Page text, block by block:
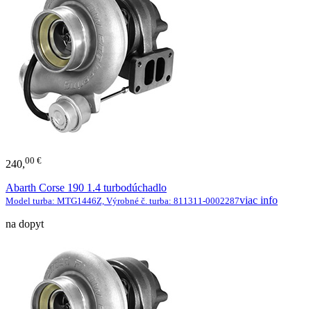
240,00 €
Abarth Corse 190 1.4 turbodúchadlo
Model turba: MTG1446Z, Výrobné č. turba: 811311-0002287viac info
na dopyt